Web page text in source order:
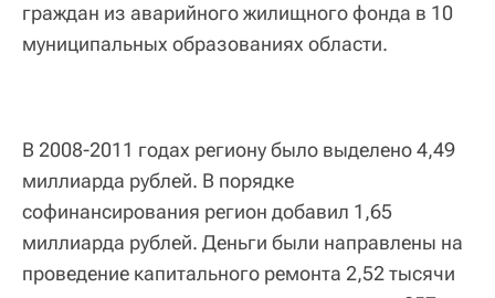
граждан из аварийного жилищного фонда в 10
муниципальных образованиях области.
В 2008-2011 годах региону было выделено 4,49
миллиарда рублей. В порядке
софинансирования регион добавил 1,65
миллиарда рублей. Деньги были направлены на
проведение капитального ремонта 2,52 тысячи